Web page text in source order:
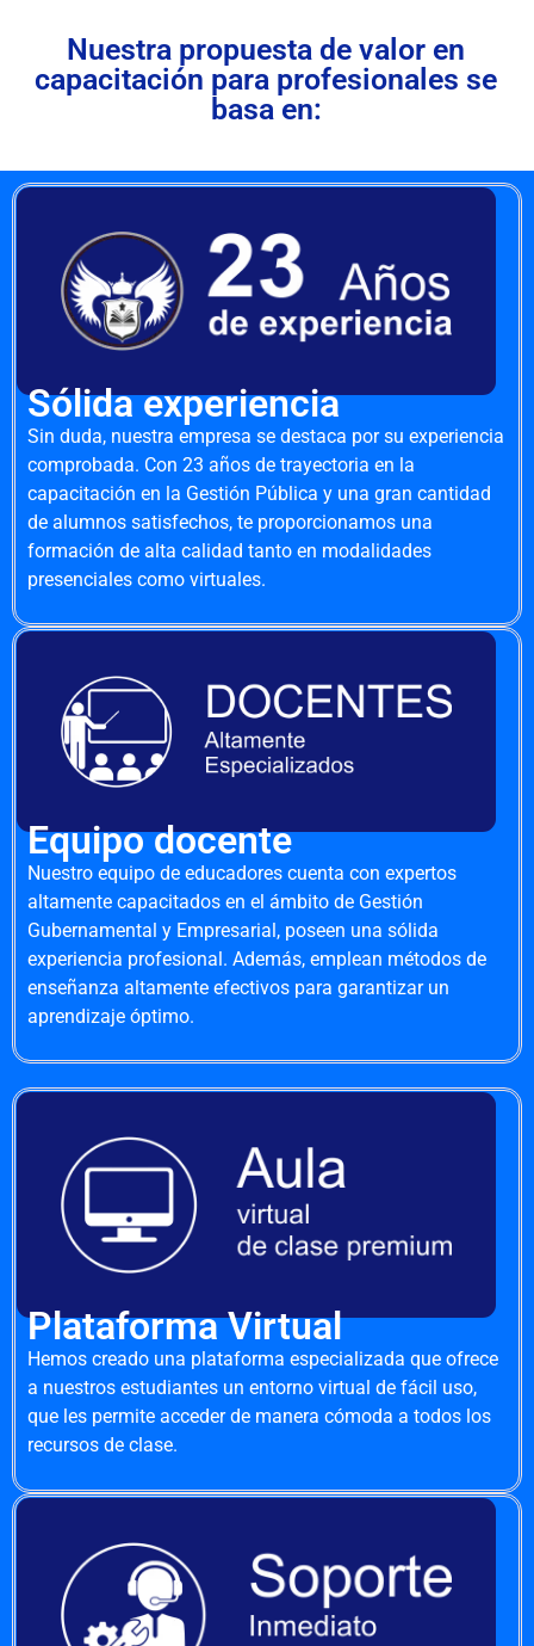
Nuestra propuesta de valor en
capacitación para profesionales se
basa en:
Sólida experiencia
Sin duda, nuestra empresa se destaca por su experiencia
comprobada. Con 23 años de trayectoria en la
capacitación en la Gestión Pública y una gran cantidad
de alumnos satisfechos, te proporcionamos una
formación de alta calidad tanto en modalidades
presenciales como virtuales.
Equipo docente
Nuestro equipo de educadores cuenta con expertos
altamente capacitados en el ámbito de Gestión
Gubernamental y Empresarial, poseen una sólida
experiencia profesional. Además, emplean métodos de
enseñanza altamente efectivos para garantizar un
aprendizaje óptimo.
Plataforma Virtual
Hemos creado una plataforma especializada que ofrece
a nuestros estudiantes un entorno virtual de fácil uso,
que les permite acceder de manera cómoda a todos los
recursos de clase.